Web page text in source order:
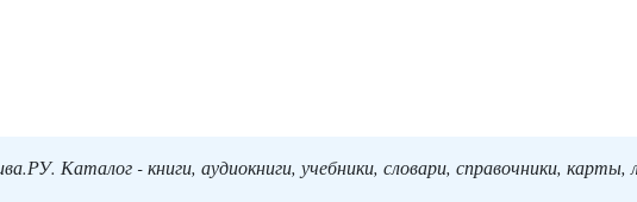
Каталог - книги, аудиокниги, учебники, словари, справочники,